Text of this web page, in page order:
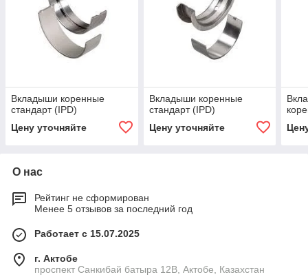
Вкладыши коренные
стандарт (IPD)
Цену уточняйте
Вкладыши коренные
стандарт (IPD)
Цену уточняйте
О нас
Рейтинг не сформирован
Менее 5 отзывов за последний год
Работает с 15.07.2025
г. Актобе
проспект Санкибай батыра 12В, Актобе, Казахстан